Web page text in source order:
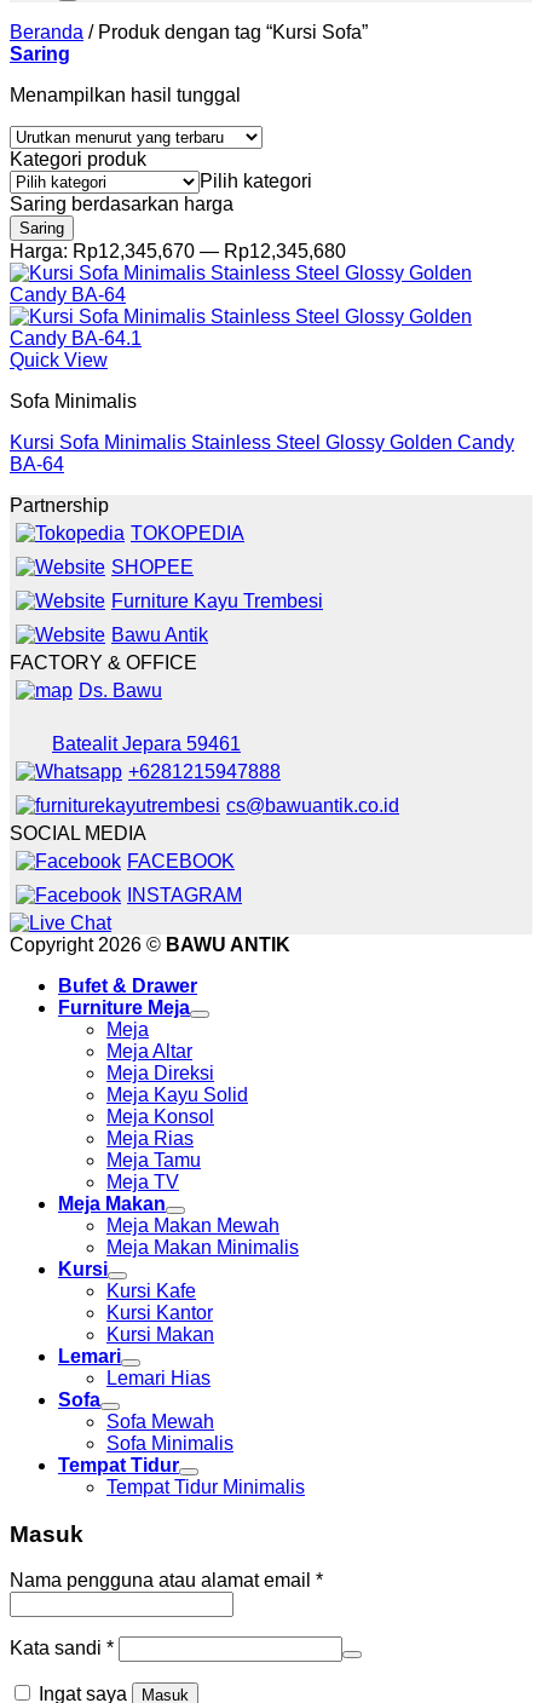
Beranda /Produk dengan tag “Kursi Sofa”
Saring
Menampilkan hasil tunggal
Kategori produk
Pilih kategori
Saring berdasarkan harga
Harga
terendah
Harga
tertinggi
Saring
Harga: Rp12,345,670 — Rp12,345,680
Quick View
Sofa Minimalis
Kursi Sofa Minimalis Stainless Steel Glossy Golden Candy
BA-64
Partnership
TOKOPEDIA
SHOPEE
Furniture Kayu Trembesi
Bawu Antik
FACTORY & OFFICE
Ds. Bawu
Batealit Jepara 59461
+6281215947888
cs@bawuantik.co.id
SOCIAL MEDIA
FACEBOOK
INSTAGRAM
Copyright 2026 © BAWU ANTIK
Bufet & Drawer
Furniture Meja
Meja
Meja Altar
Meja Direksi
Meja Kayu Solid
Meja Konsol
Meja Rias
Meja Tamu
Meja TV
Meja Makan
Meja Makan Mewah
Meja Makan Minimalis
Kursi
Kursi Kafe
Kursi Kantor
Kursi Makan
Lemari
Lemari Hias
Sofa
Sofa Mewah
Sofa Minimalis
Tempat Tidur
Tempat Tidur Minimalis
Masuk
Nama pengguna atau alamat email *
Kata sandi *
Ingat saya Masuk